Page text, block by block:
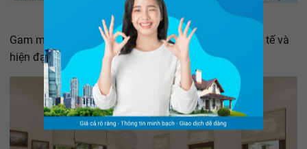
Gam màu nhẹ nhàng, nền nã mang lại cảm giác tinh tế và
hiện đại.